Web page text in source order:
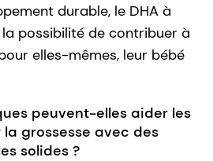
durable, le DHA à
possibilité de contribuer à
elles-mêmes, leur bébé
peuvent-elles aider les
grossesse avec des
solides ?